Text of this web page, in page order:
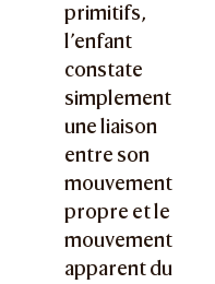
primitifs,
l’enfant
constate
simplement
une liaison
entre son
mouvement
propre et le
mouvement
apparent du